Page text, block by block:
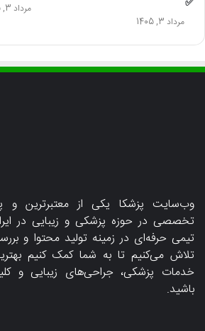
مرداد 3, 1405
مرداد 3, 1405
وب‌سایت پزشکا یکی از معتبرترین و
تخصصی در حوزه پزشکی و زیبایی در
تیمی حرفه‌ای در زمینه تولید محتوا و
تلاش می‌کنیم تا به شما کمک کنیم
خدمات پزشکی، جراحی‌های زیبایی و
باشید.